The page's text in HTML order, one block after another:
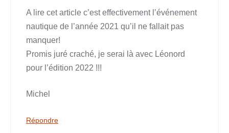
A lire cet article c’est effectivement l’événement
nautique de l’année 2021 qu’il ne fallait pas
manquer!
Promis juré craché, je serai là avec Léonord
pour l’édition 2022 !!!
Michel
Répondre